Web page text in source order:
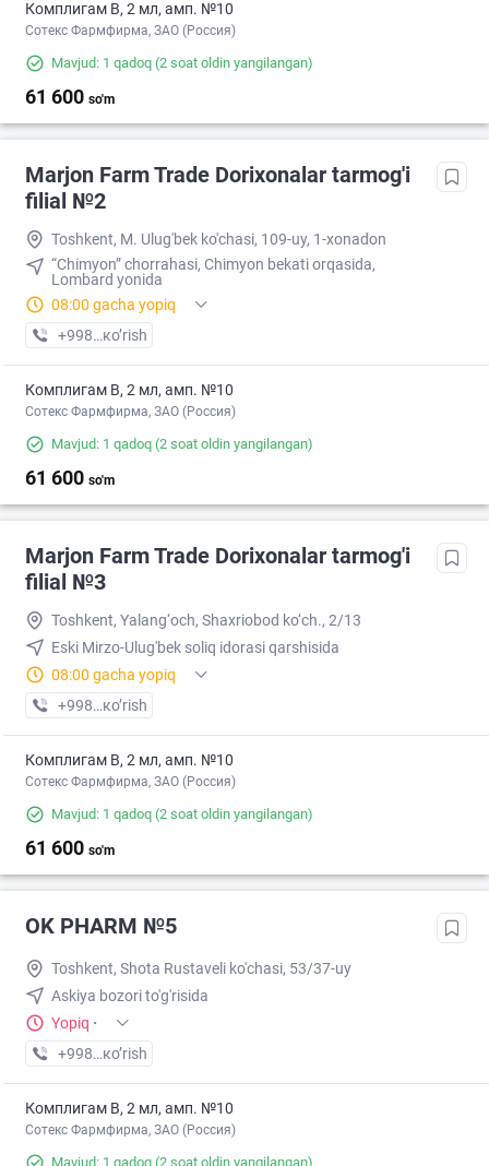
Комплигам В, 2 мл, амп. №10
Сотекс Фармфирма, ЗАО (Россия)
Mavjud: 1 qadoq (2 soat oldin yangilangan)
61 600 so'm
Marjon Farm Trade Dorixonalar tarmog'i
filial №2
Toshkent, M. Ulug'bek ko'chasi, 109-uy, 1-xonadon
“Chimyon” chorrahasi, Chimyon bekati orqasida,
Lombard yonida
08:00 gacha yopiq
+998 (71) XXX-XX-XX
кo’rish
Комплигам В, 2 мл, амп. №10
Сотекс Фармфирма, ЗАО (Россия)
Mavjud: 1 qadoq (2 soat oldin yangilangan)
61 600 so'm
Marjon Farm Trade Dorixonalar tarmog'i
filial №3
Toshkent, Yalang‘och, Shaxriobod ko‘ch., 2/13
Eski Mirzo-Ulug'bek soliq idorasi qarshisida
08:00 gacha yopiq
+998 (99) XXX-XX-XX
кo’rish
Комплигам В, 2 мл, амп. №10
Сотекс Фармфирма, ЗАО (Россия)
Mavjud: 1 qadoq (2 soat oldin yangilangan)
61 600 so'm
OK PHARM №5
Toshkent, Shota Rustaveli ko'chasi, 53/37-uy
Askiya bozori to'g'risida
Yopiq ·
+998 (90) XXX-XX-XX
кo’rish
Комплигам В, 2 мл, амп. №10
Сотекс Фармфирма, ЗАО (Россия)
Mavjud: 1 qadoq (2 soat oldin yangilangan)